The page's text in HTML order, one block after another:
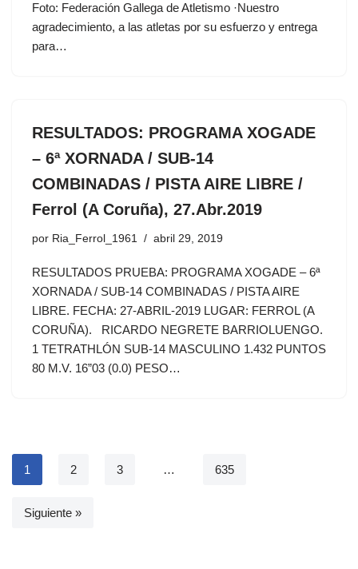
Foto: Federación Gallega de Atletismo ·Nuestro
agradecimiento, a las atletas por su esfuerzo y entrega
para…
RESULTADOS: PROGRAMA XOGADE
– 6ª XORNADA / SUB-14
COMBINADAS / PISTA AIRE LIBRE /
Ferrol (A Coruña), 27.Abr.2019
por Ria_Ferrol_1961 abril 29, 2019
RESULTADOS PRUEBA: PROGRAMA XOGADE – 6ª
XORNADA / SUB-14 COMBINADAS / PISTA AIRE
LIBRE. FECHA: 27-ABRIL-2019 LUGAR: FERROL (A
CORUÑA). RICARDO NEGRETE BARRIOLUENGO.
1 TETRATHLÓN SUB-14 MASCULINO 1.432 PUNTOS
80 M.V. 16”03 (0.0) PESO…
1 2 3 … 635
Siguiente »